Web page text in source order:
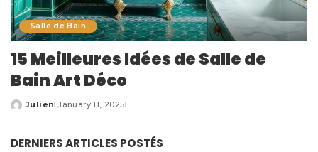
Salle de Bain
15 Meilleures Idées de Salle de
Bain Art Déco
Posted
Julien January 11, 2025
DERNIERS ARTICLES POSTÉS